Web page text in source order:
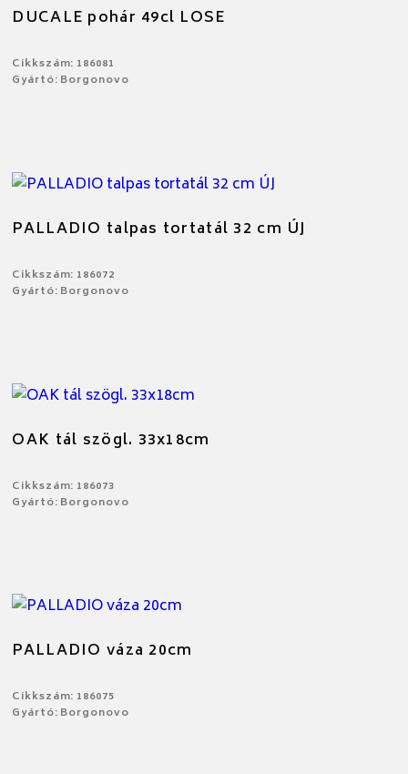
DUCALE pohár 49cl LOSE
Cikkszám: 186081
Gyártó: Borgonovo
PALLADIO talpas tortatál 32 cm ÚJ
Cikkszám: 186072
Gyártó: Borgonovo
OAK tál szögl. 33x18cm
Cikkszám: 186073
Gyártó: Borgonovo
PALLADIO váza 20cm
Cikkszám: 186075
Gyártó: Borgonovo